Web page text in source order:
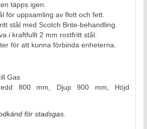
täpps igen.
för uppsamling av flott och fett.
stål med Scotch Brite-behandling.
i kraftfullt 2 mm rostfritt stål.
för att kunna förbinda enheterna.
Gas
800 mm, Djup 900 mm, Höjd
för stadsgas.